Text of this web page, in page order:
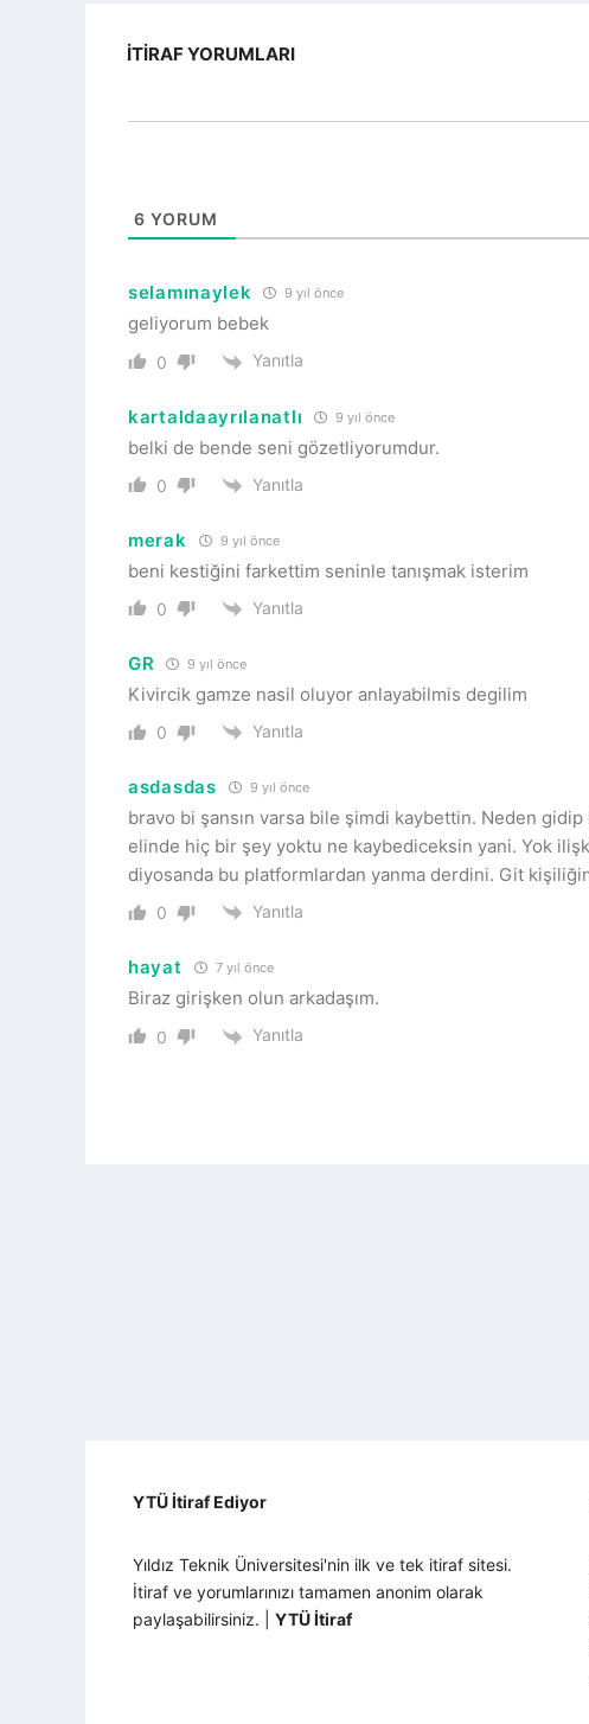
İTIRAF YORUMLARI
6 YORUM
selamınaylek 9 yıl önce
geliyorum bebek
0 Yanıtla
kartaldaayrılanatlı 9 yıl önce
belki de bende seni gözetliyorumdur.
0 Yanıtla
merak 9 yıl önce
beni kestiğini farkettim seninle tanışmak isterim
0 Yanıtla
GR 9 yıl önce
Kivircik gamze nasil oluyor anlayabilmis degilim
0 Yanıtla
asdasdas 9 yıl önce
bravo bi şansın varsa bile şimdi kaybettin. Neden
elinde hiç bir şey yoktu ne kaybediceksin yani. Yok
diyosanda bu platformlardan yanma derdini. Git
0 Yanıtla
hayat 7 yıl önce
Biraz girişken olun arkadaşım.
0 Yanıtla
YTÜ İtiraf Ediyor
Yıldız Teknik Üniversitesi'nin ilk ve tek itiraf sitesi.
İtiraf ve yorumlarınızı tamamen anonim olarak
paylaşabilirsiniz. | YTÜ İtiraf